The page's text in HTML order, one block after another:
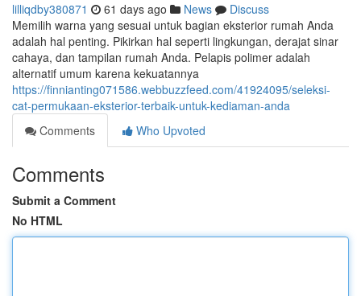
lilliqdby380871 61 days ago News
Discuss
Memilih warna yang sesuai untuk bagian eksterior rumah Anda
adalah hal penting. Pikirkan hal seperti lingkungan, derajat sinar
cahaya, dan tampilan rumah Anda. Pelapis polimer adalah
alternatif umum karena kekuatannya
https://finnianting071586.webbuzzfeed.com/41924095/seleksi-
cat-permukaan-eksterior-terbaik-untuk-kediaman-anda
Comments
Who Upvoted
Comments
Submit a Comment
No HTML